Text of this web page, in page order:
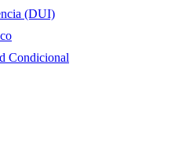
(DUI)
Condicional